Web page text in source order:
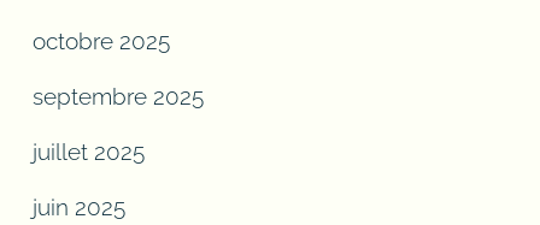
octobre 2025
septembre 2025
juillet 2025
juin 2025